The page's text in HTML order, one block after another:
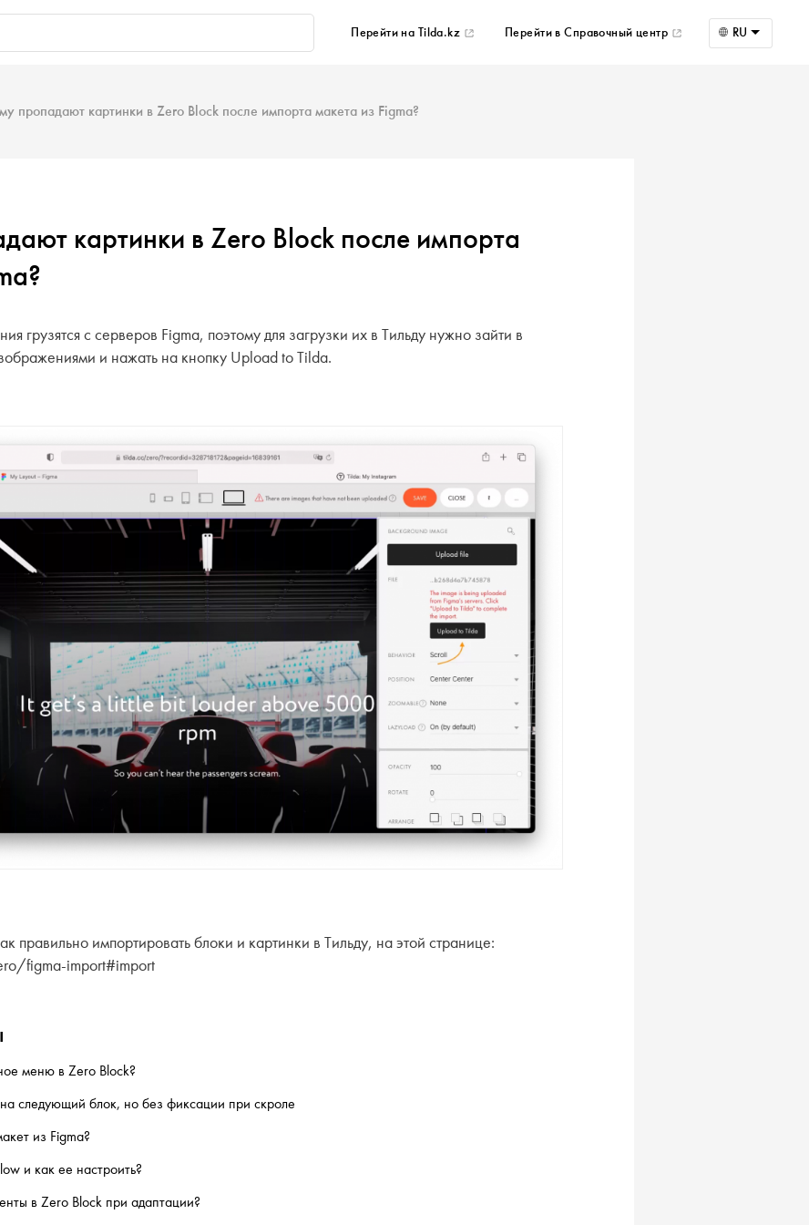
Перейти на Tilda.kz Перейти в Справочный центр RU
пропадают картинки в Zero Block после импорта макета из Figma?
картинки в Zero Block после импорта
грузятся с серверов Figma, поэтому для загрузки их в Тильду нужно зайти в
и нажать на кнопку Upload to Tilda.
правильно импортировать блоки и картинки в Тильду, на этой странице:
figma-import#import
меню в Zero Block?
следующий блок, но без фиксации при скроле
из Figma?
и как ее настроить?
в Zero Block при адаптации?